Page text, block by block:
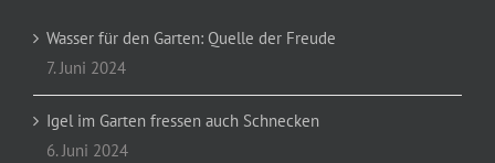
Wasser für den Garten: Quelle der Freude
7. Juni 2024
Igel im Garten fressen auch Schnecken
6. Juni 2024